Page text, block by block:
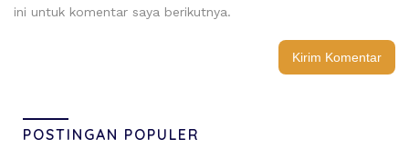
ini untuk komentar saya berikutnya.
POSTINGAN POPULER